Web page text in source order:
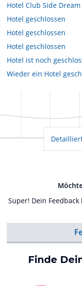
Hotel Club Side
Hotel geschlossen
Hotel geschlossen
Hotel geschlossen
Hotel ist noch
Wieder ein Hotel
Super! Dein
Finde